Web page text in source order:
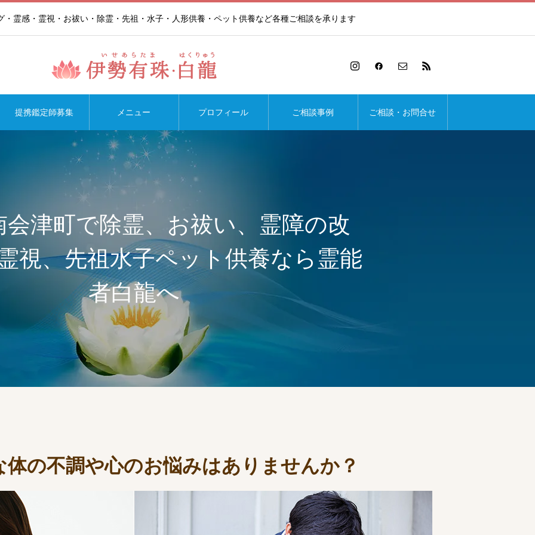
霊感・霊視・お祓い・除霊・先祖・水子・人形供養・ペット供養など各種ご相談を承ります
提携鑑定師募集 メニュー プロフィール ご相談事例 ご相談・お問合せ
会津町で除霊、お祓い、霊障の改
視、先祖水子ペット供養なら霊能
者白龍へ
の不調や心のお悩みはありませんか？